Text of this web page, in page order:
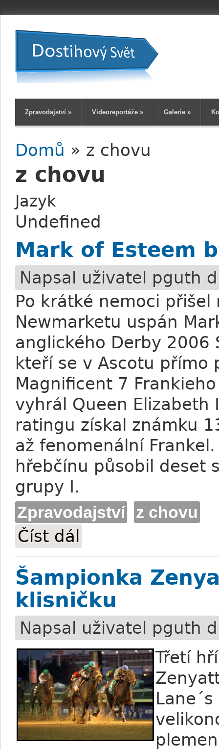
Zpravodajství » Videoreportáže » Galerie »
Jste zde
Domů » z chovu
z chovu
Jazyk
Undefined
Mark of Esteem
Napsal uživatel pguth
Po krátké nemoci
Newmarketu uspán
anglického Derby 2006
kteří se v Ascotu přímo
Magnificent 7
vyhrál Queen Elizabeth
ratingu získal známku
až fenomenální
hřebčínu působil deset
grupy I.
Zpravodajství z chovu
Číst dál
Šampionka
klisničku
Napsal uživatel pguth
Třetí